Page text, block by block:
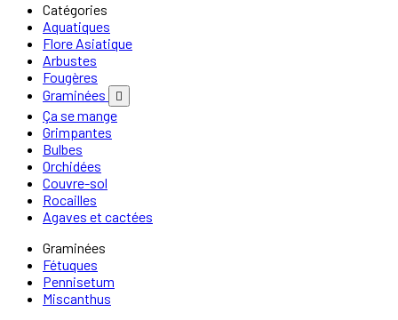
Catégories
Aquatiques
Flore Asiatique
Arbustes
Fougères
Graminées

Ça se mange
Grimpantes
Bulbes
Orchidées
Couvre-sol
Rocailles
Agaves et cactées
Graminées
Fétuques
Pennisetum
Miscanthus